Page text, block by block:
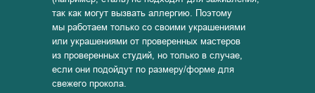
так как могут вызвать аллергию. Поэтому
мы работаем только со своими украшениями
или украшениями от проверенных мастеров
из проверенных студий, но только в случае,
если они подойдут по размеру/форме для
свежего прокола.